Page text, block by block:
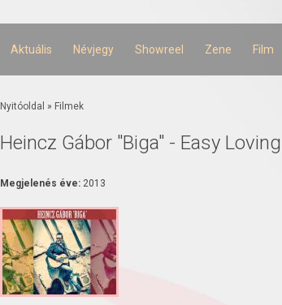
tartalomra
Aktuális Névjegy Showreel Zene Film
Jelenlegi hely
Nyitóoldal » Filmek
Heincz Gábor "Biga" - Easy
Megjelenés éve: 2013